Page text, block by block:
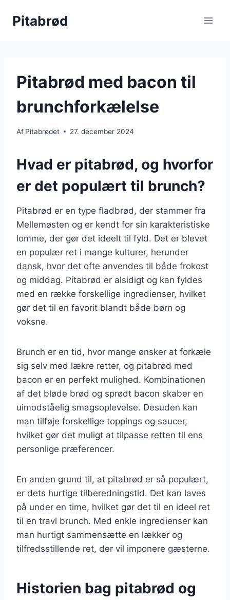
Pitabrød
Pitabrød med bacon til
brunchforkælelse
Af Pitabrødet 27. december 2024
Hvad er pitabrød, og hvorfor
er det populært til brunch?
Pitabrød er en type fladbrød, der stammer fra
Mellemøsten og er kendt for sin karakteristiske
lomme, der gør det ideelt til fyld. Det er blevet
en populær ret i mange kulturer, herunder
dansk, hvor det ofte anvendes til både frokost
og middag. Pitabrød er alsidigt og kan fyldes
med en række forskellige ingredienser, hvilket
gør det til en favorit blandt både børn og
voksne.
Brunch er en tid, hvor mange ønsker at forkæle
sig selv med lækre retter, og pitabrød med
bacon er en perfekt mulighed. Kombinationen
af det bløde brød og sprødt bacon skaber en
uimodståelig smagsoplevelse. Desuden kan
man tilføje forskellige toppings og saucer,
hvilket gør det muligt at tilpasse retten til ens
personlige præferencer.
En anden grund til, at pitabrød er så populært,
er dets hurtige tilberedningstid. Det kan laves
på under en time, hvilket gør det til en ideel ret
til en travl brunch. Med enkle ingredienser kan
man hurtigt sammensætte en lækker og
tilfredsstillende ret, der vil imponere gæsterne.
Historien bag pitabrød og